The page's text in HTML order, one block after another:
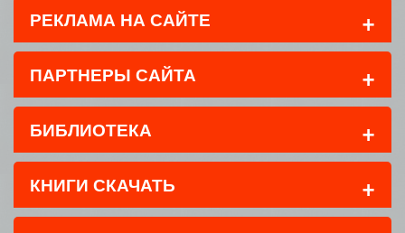
РЕКЛАМА НА САЙТЕ +
ПАРТНЕРЫ САЙТА +
БИБЛИОТЕКА +
КНИГИ СКАЧАТЬ +